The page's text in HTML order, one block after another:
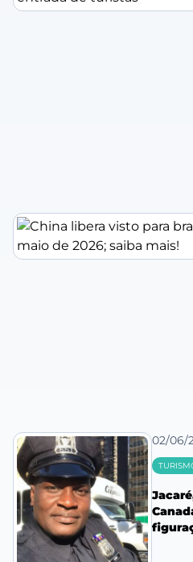
02/06/